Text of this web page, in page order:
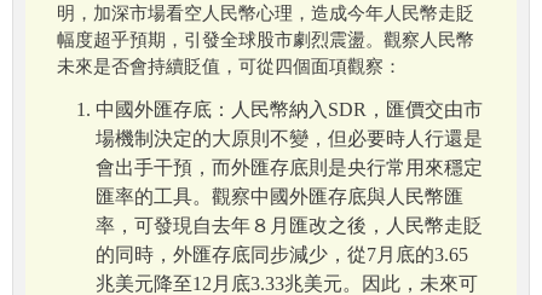
明，加深市場看空人民幣心理，造成今年人民幣走貶
幅度超乎預期，引發全球股市劇烈震盪。觀察人民幣
未來是否會持續貶值，可從四個面項觀察：
中國外匯存底：人民幣納入SDR，匯價交由市
場機制決定的大原則不變，但必要時人行還是
會出手干預，而外匯存底則是央行常用來穩定
匯率的工具。觀察中國外匯存底與人民幣匯
率，可發現自去年８月匯改之後，人民幣走貶
的同時，外匯存底同步減少，從7月底的3.65
兆美元降至12月底3.33兆美元。因此，未來可